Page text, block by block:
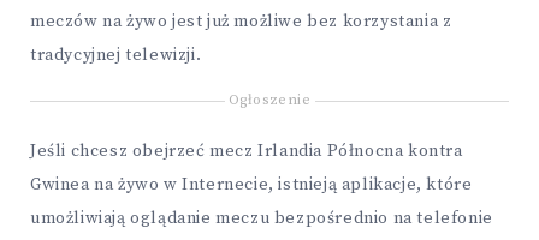
meczów na żywo jest już możliwe bez korzystania z
tradycyjnej telewizji.
Ogłoszenie
Jeśli chcesz obejrzeć mecz Irlandia Północna kontra
Gwinea na żywo w Internecie, istnieją aplikacje, które
umożliwiają oglądanie meczu bezpośrednio na telefonie